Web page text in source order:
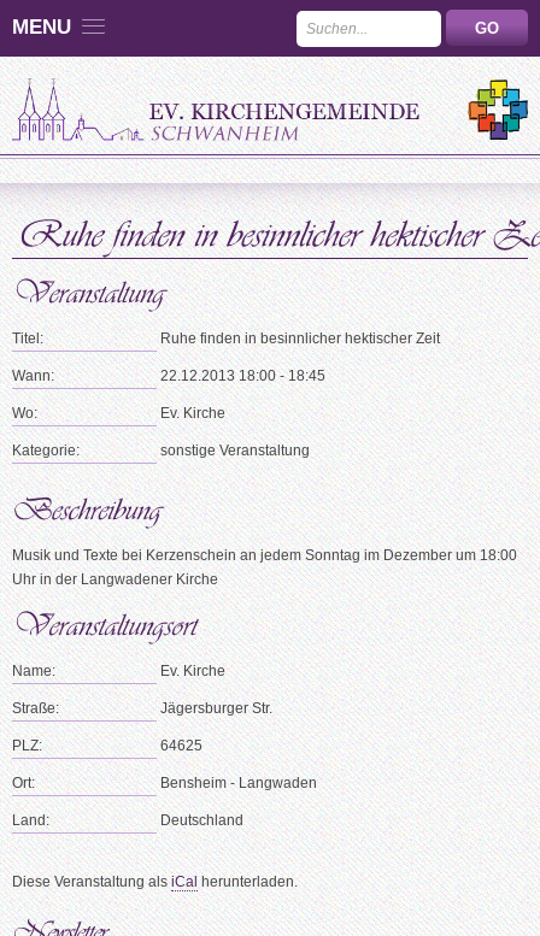
MENU
Titel: Ruhe finden in besinnlicher hektischer Zeit
Wann: 22.12.2013 18:00 - 18:45
Wo: Ev. Kirche
Kategorie: sonstige Veranstaltung
Musik und Texte bei Kerzenschein an jedem Sonntag im Dezember um 18:00
Uhr in der Langwadener Kirche
Name: Ev. Kirche
Straße: Jägersburger Str.
PLZ: 64625
Ort: Bensheim - Langwaden
Land: Deutschland
Diese Veranstaltung alsiCalherunterladen.